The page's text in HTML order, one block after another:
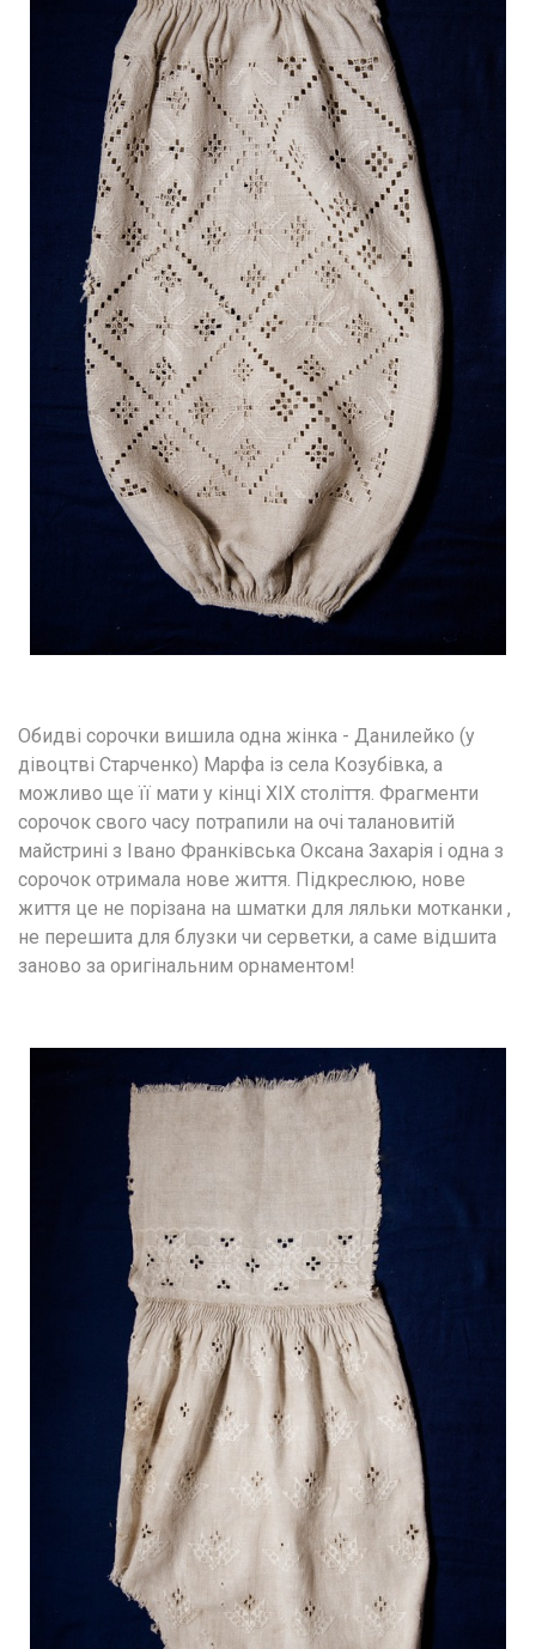
Обидві сорочки вишила одна жінка - Данилейко (у
дівоцтві Старченко) Марфа із села Козубівка, а
можливо ще її мати у кінці ХІХ століття. Фрагменти
сорочок свого часу потрапили на очі талановитій
майстрині з Івано Франківська Оксана Захарія і одна з
сорочок отримала нове життя. Підкреслюю, нове
життя це не порізана на шматки для ляльки мотканки ,
не перешита для блузки чи серветки, а саме відшита
заново за оригінальним орнаментом!